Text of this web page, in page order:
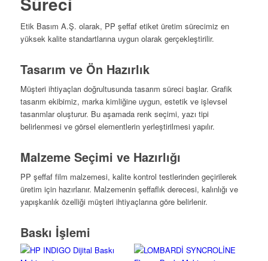
Etik Basım A.Ş. olarak, PP şeffaf etiket üretim sürecimiz en
yüksek kalite standartlarına uygun olarak gerçekleştirilir.
Tasarım ve Ön Hazırlık
Müşteri ihtiyaçları doğrultusunda tasarım süreci başlar. Grafik
tasarım ekibimiz, marka kimliğine uygun, estetik ve işlevsel
tasarımlar oluşturur. Bu aşamada renk seçimi, yazı tipi
belirlenmesi ve görsel elementlerin yerleştirilmesi yapılır.
Malzeme Seçimi ve Hazırlığı
PP şeffaf film malzemesi, kalite kontrol testlerinden geçirilerek
üretim için hazırlanır. Malzemenin şeffaflık derecesi, kalınlığı ve
yapışkanlık özelliği müşteri ihtiyaçlarına göre belirlenir.
Baskı İşlemi